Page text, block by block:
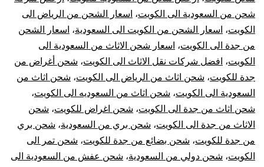
نقل
من
جدة
شحن من السعودية الى الكويت، اسعار الشحن من الرياض الى
الكويت، اسعار الشحن من الكويت الى السعودية، اسعار الشحن
من جدة الى الكويت، اسعار شحن الاثاث من السعودية الى
الكويت، افضل شركات نقل الاثاث الى الكويت، شحن أغراض من
جدة للكويت، شحن اثاث من الرياض الى الكويت، شحن اثاث من
السعودية الى الكويت، شحن اثاث من السعوديه الى الكويت،
شحن اثاث من جدة الى الكويت، شحن اغراض للكويت، شحن
الاثاث من جدة الى الكويت، شحن بري من السعودية، شحن بري
من جدة للكويت، شحن بضائع من جدة للكويت، شحن تمر الى
الكويت، شحن دولي من السعودية، شحن عفش من السعودية الى